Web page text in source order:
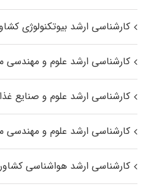
کارشناسی ارشد بیوتکنولوژی
کارشناسی ارشد علوم و مهندسی
کارشناسی ارشد علوم و صنایع
کارشناسی ارشد علوم و
کارشناسی ارشد هواشناسی